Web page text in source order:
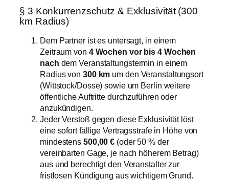
§ 3 Konkurrenzschutz & Exklusivität (300
km Radius)
Dem Partner ist es untersagt, in einem
Zeitraum von 4 Wochen vor bis 4 Wochen
nach dem Veranstaltungstermin in einem
Radius von 300 km um den Veranstaltungsort
(Wittstock/Dosse) sowie um Berlin weitere
öffentliche Auftritte durchzuführen oder
anzukündigen.
Jeder Verstoß gegen diese Exklusivität löst
eine sofort fällige Vertragsstrafe in Höhe von
mindestens 500,00 € (oder 50 % der
vereinbarten Gage, je nach höherem Betrag)
aus und berechtigt den Veranstalter zur
fristlosen Kündigung aus wichtigem Grund.